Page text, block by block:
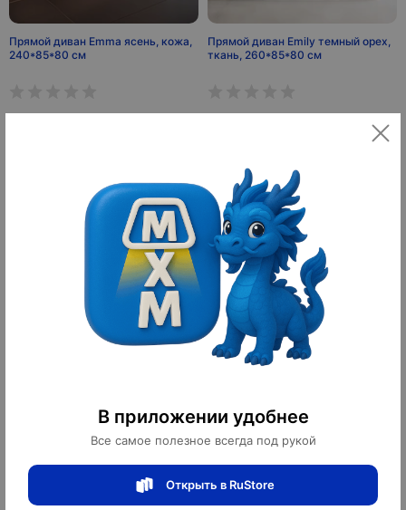
В приложении удобнее
Все самое полезное всегда под рукой
Открыть в RuStore
Прямой диван Emma ясень, кожа,
240*85*80 см
13,800 ¥
Прямой диван Emily темный орех,
ткань, 260*85*80 см
29,600 ¥
10
оплачено
20,400 ¥ 285,600 ₽